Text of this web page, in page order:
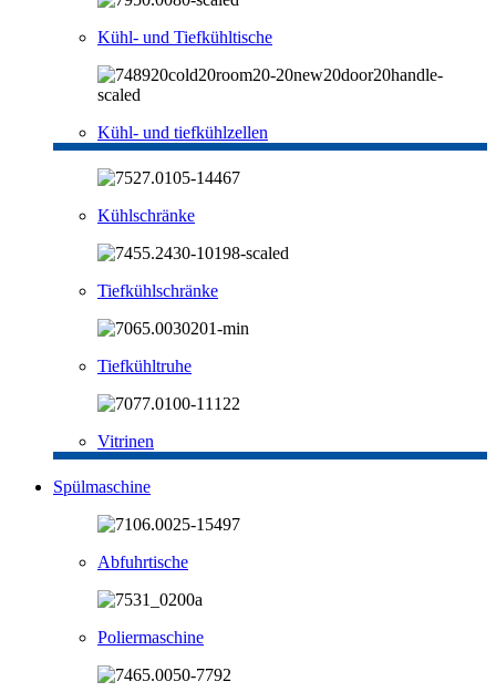
Kühl- und Tiefkühltische
Kühl- und tiefkühlzellen
Kühlschränke
Tiefkühlschränke
Tiefkühltruhe
Vitrinen
Spülmaschine
Abfuhrtische
Poliermaschine